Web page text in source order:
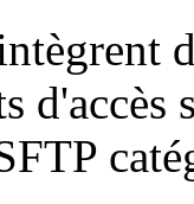
d'accès